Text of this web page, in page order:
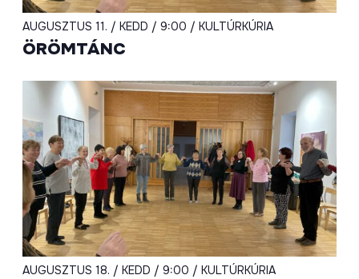
AUGUSZTUS 11. / KEDD / 9:00 / KULTÚRKÚRIA
ÖRÖMTÁNC
AUGUSZTUS 18. / KEDD / 9:00 / KULTÚRKÚRIA